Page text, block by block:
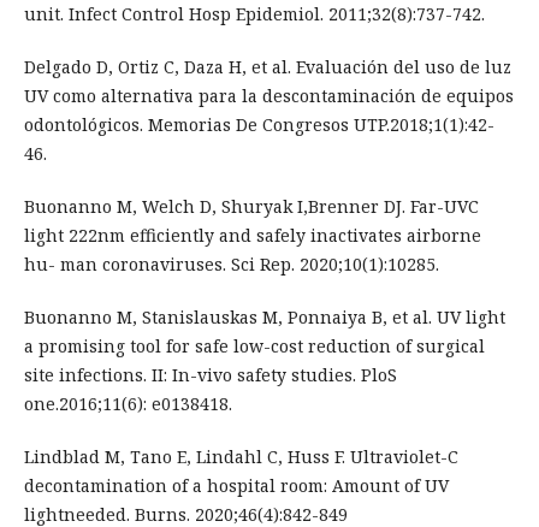
unit. Infect Control Hosp Epidemiol. 2011;32(8):737-742.
Delgado D, Ortiz C, Daza H, et al. Evaluación del uso de luz
UV como alternativa para la descontaminación de equipos
odontológicos. Memorias De Congresos UTP.2018;1(1):42-
46.
Buonanno M, Welch D, Shuryak I,Brenner DJ. Far-UVC
light 222nm efficiently and safely inactivates airborne
hu- man coronaviruses. Sci Rep. 2020;10(1):10285.
Buonanno M, Stanislauskas M, Ponnaiya B, et al. UV light
a promising tool for safe low-cost reduction of surgical
site infections. II: In-vivo safety studies. PloS
one.2016;11(6): e0138418.
Lindblad M, Tano E, Lindahl C, Huss F. Ultraviolet-C
decontamination of a hospital room: Amount of UV
lightneeded. Burns. 2020;46(4):842-849